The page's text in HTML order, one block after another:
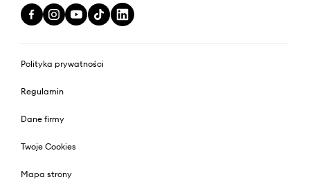
Polityka prywatności
Regulamin
Dane firmy
Twoje Cookies
Mapa strony